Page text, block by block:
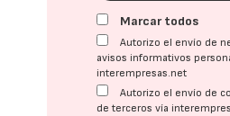
Marcar todos
Autorizo el envío de
avisos informativos
interempresas.net
Autorizo el envío de
de terceros vía